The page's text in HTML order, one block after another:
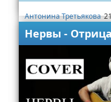
Антонина Третьякова
Нервы -